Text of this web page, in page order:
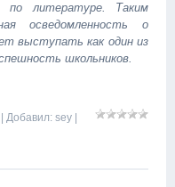
по литературе. Таким
осведомленность о
выступать как один из
школьников.
| Добавил: sey